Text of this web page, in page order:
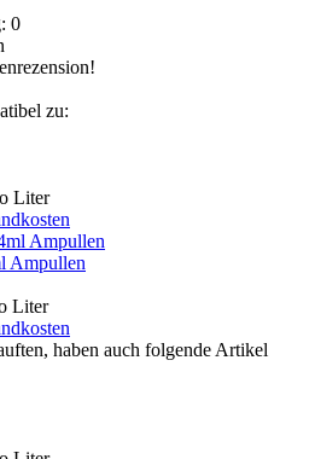
0
zu:
Liter
Ampullen
Liter
haben auch folgende Artikel